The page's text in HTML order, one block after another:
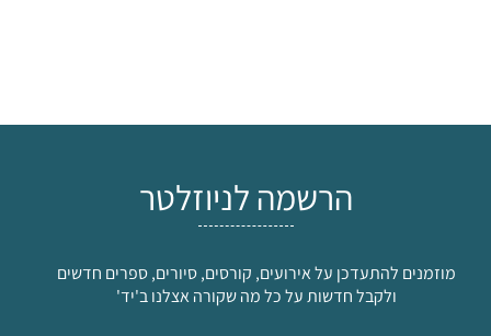
הרשמה לניוזלטר
מוזמנים להתעדכן על אירועים, קורסים, סיורים, ספרים חדשים
ולקבל חדשות על כל מה שקורה אצלנו ב'יד'